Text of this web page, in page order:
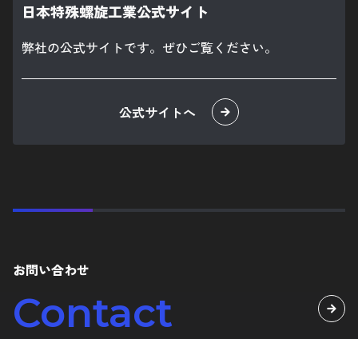
日本特殊螺旋工業公式サイト
弊社の公式サイトです。ぜひご覧ください。
お問い合わせ
Contact